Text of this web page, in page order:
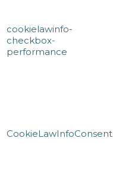
cookielawinfo-
checkbox-
performance
CookieLawInfoConsent